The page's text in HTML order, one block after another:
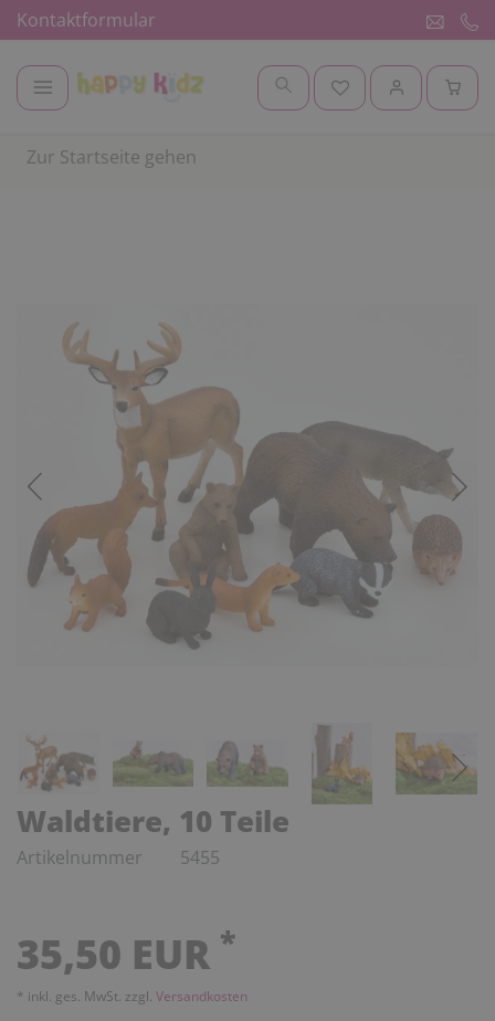
Kontaktformular
Zur Startseite gehen
Waldtiere, 10 Teile
Artikelnummer 5455
35,50 EUR *
* inkl. ges. MwSt. zzgl. Versandkosten